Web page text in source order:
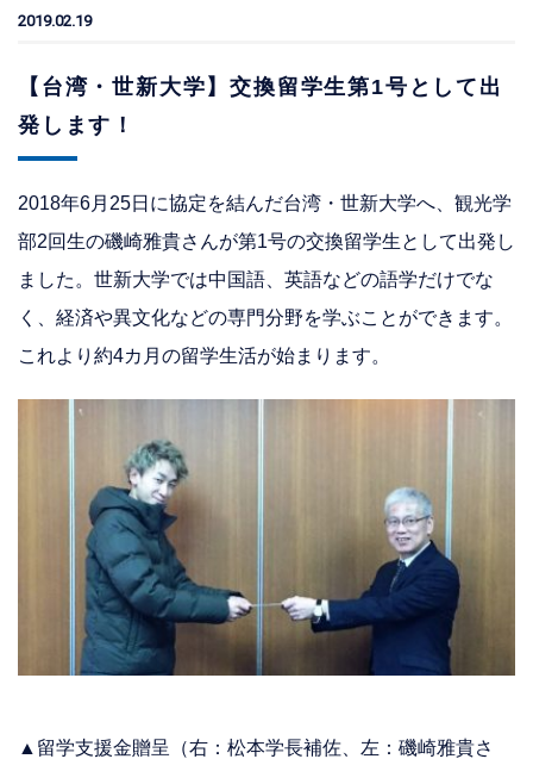
2019.02.19
【台湾・世新大学】交換留学生第1号として出
発します！
2018年6月25日に協定を結んだ台湾・世新大学へ、観光学
部2回生の磯崎雅貴さんが第1号の交換留学生として出発し
ました。世新大学では中国語、英語などの語学だけでな
く、経済や異文化などの専門分野を学ぶことができます。
これより約4カ月の留学生活が始まります。
▲留学支援金贈呈（右：松本学長補佐、左：磯崎雅貴さ